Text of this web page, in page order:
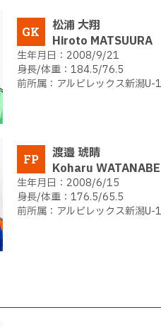
松浦 大翔
Hiroto MATSUURA
GK
2008/9/21
184.5/76.5
アルビレックス新潟U-
渡邉 琥晴
Koharu WATANABE
FP
2008/6/15
176.5/65.5
アルビレックス新潟U-